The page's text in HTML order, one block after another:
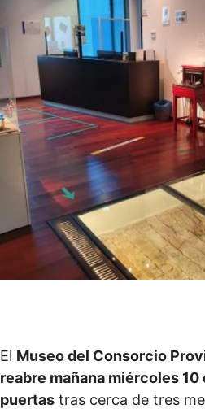
El Museo del Consorcio
reabre mañana miércoles 10
puertas tras cerca de tres